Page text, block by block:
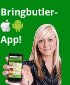
Bringbutler-
App!